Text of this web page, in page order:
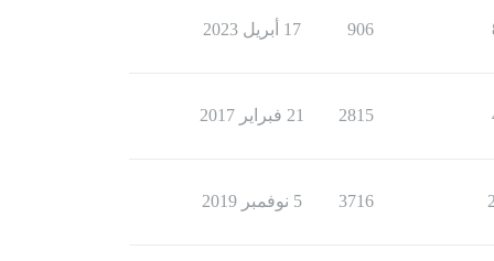
906 17 أبريل 2023
2815 21 فبراير 2017
3716 5 نوفمبر 2019